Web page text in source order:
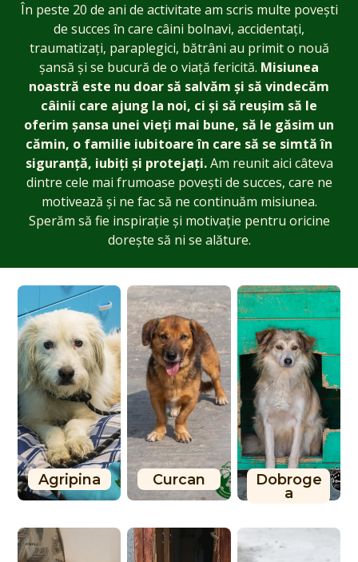
În peste 20 de ani de activitate am scris multe povești
de succes în care câini bolnavi, accidentați,
traumatizați, paraplegici, bătrâni au primit o nouă
șansă și se bucură de o viață fericită. Misiunea
noastră este nu doar să salvăm și să vindecăm
câinii care ajung la noi, ci și să reușim să le
oferim șansa unei vieți mai bune, să le găsim un
cămin, o familie iubitoare în care să se simtă în
siguranță, iubiți și protejați.Am reunit aici câteva
dintre cele mai frumoase povești de succes, care ne
motivează și ne fac să ne continuăm misiunea.
Sperăm să fie inspirație și motivație pentru oricine
dorește să ni se alăture.
Agripina Curcan
Dobroge
a